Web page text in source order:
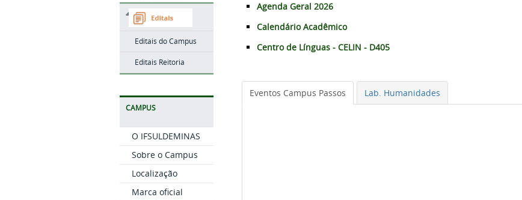
Editais do Campus
Editais Reitoria
CAMPUS
O IFSULDEMINAS
Sobre o Campus
Localização
Marca oficial
Agenda Geral 2026
Calendário Acadêmico
Centro de Línguas - CELIN - D405
Eventos Campus Passos Lab. Humanidades